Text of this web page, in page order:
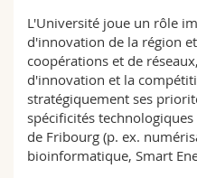
L'Université joue un rôle
d'innovation de la région
coopérations et de
d'innovation et la
stratégiquement ses
spécificités
de Fribourg (p. ex.
bioinformatique, Smart